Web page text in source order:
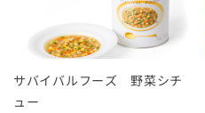
サバイバルフーズ 野菜シチ
ュー